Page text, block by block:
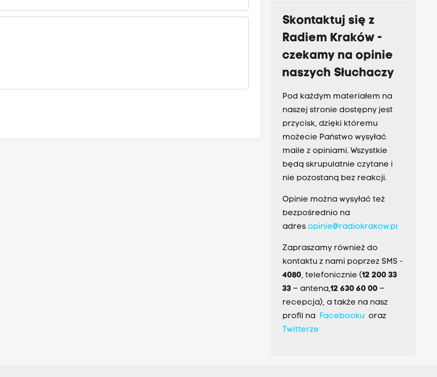
Skontaktuj się z
Radiem Kraków -
czekamy na opinie
naszych Słuchaczy
Pod każdym materiałem na
naszej stronie dostępny jest
przycisk, dzięki któremu
możecie Państwo wysyłać
maile z opiniami. Wszystkie
będą skrupulatnie czytane i
nie pozostaną bez reakcji.
Opinie można wysyłać też
bezpośrednio na
adres opinie@radiokrakow.pl
Zapraszamy również do
kontaktu z nami poprzez SMS -
4080, telefonicznie (12 200 33
33– antena,12 630 60 00 –
recepcja), a także na nasz
profil na Facebookuoraz
Twitterze